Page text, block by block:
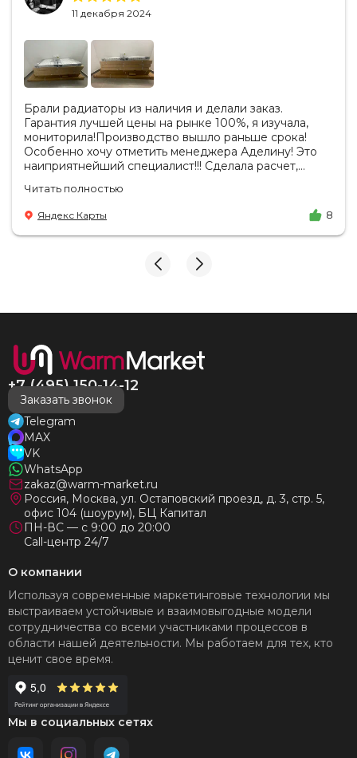
11 декабря 2024
Брали радиаторы из наличия и делали заказ.
Гарантия лучшей цены на рынке 100%, я изучала,
мониторила!Производство вышло раньше срока!
Особенно хочу отметить менеджера Аделину! Это
наиприятнейший специалист!!! Сделала расчет,
цену. Всегда на связи, на все вопросы есть ответы.
Доставка на удобный день, удобное время! Никаких
замечаний, только бесконечное удовольствие от
взаимодействия с ней. Вот это я понимаю - ЛИЦО
И надеюсь наши чудесные радиаторы будут греть
Читать полностью
Яндекс Карты 8
+7 (495) 150-14-12
Заказать звонок
Telegram
MAX
VK
WhatsApp
zakaz@warm-market.ru
Россия, Москва, ул. Остаповский проезд, д. 3, стр. 5,
офис 104 (шоурум), БЦ Капитал
ПН-ВС — с 9:00 до 20:00
Call-центр 24/7
О компании
Используя современные маркетинговые технологии мы
выстраиваем устойчивые и взаимовыгодные модели
сотрудничества со всеми участниками процессов в
области нашей деятельности. Мы работаем для тех, кто
ценит свое время.
Мы в социальных сетях